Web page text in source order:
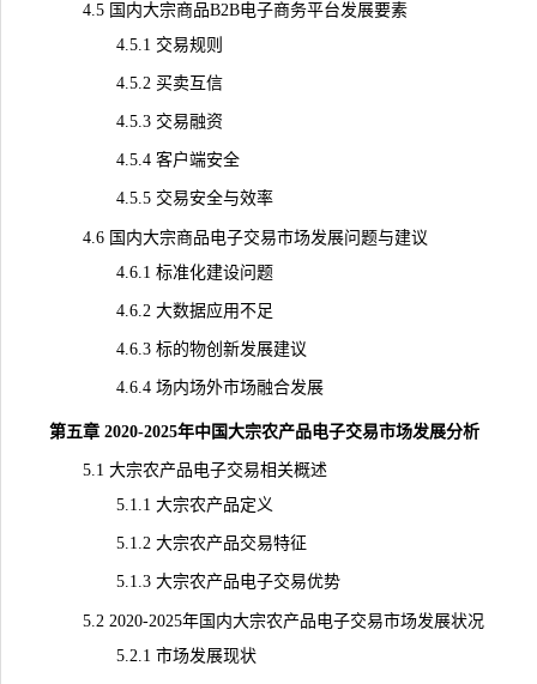
4.5 国内大宗商品B2B电子商务平台发展要素
4.5.1 交易规则
4.5.2 买卖互信
4.5.3 交易融资
4.5.4 客户端安全
4.5.5 交易安全与效率
4.6 国内大宗商品电子交易市场发展问题与建议
4.6.1 标准化建设问题
4.6.2 大数据应用不足
4.6.3 标的物创新发展建议
4.6.4 场内场外市场融合发展
第五章 2020-2025年中国大宗农产品电子交易市场发展分析
5.1 大宗农产品电子交易相关概述
5.1.1 大宗农产品定义
5.1.2 大宗农产品交易特征
5.1.3 大宗农产品电子交易优势
5.2 2020-2025年国内大宗农产品电子交易市场发展状况
5.2.1 市场发展现状